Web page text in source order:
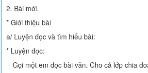
2. Bài mới.
* Giới thiệu bài
a/ Luyện đọc và tìm hiểu bài:
* Luyện đọc:
- Gọi một em đọc bài văn. Cho cả lớp chia